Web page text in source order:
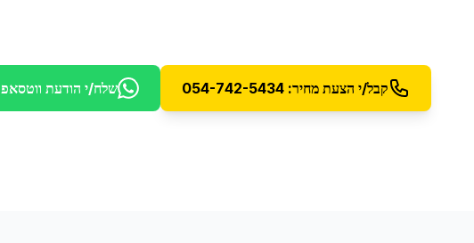
קבל/י הצעת מחיר: 054-742-5434 שלח/י הודעת ווטסאפ